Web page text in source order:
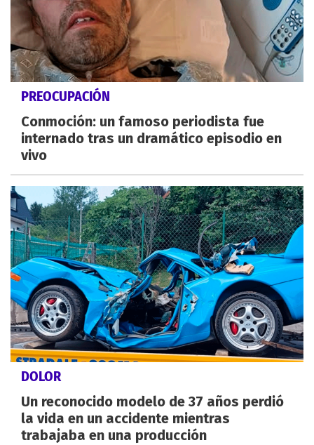
PREOCUPACIÓN
Conmoción: un famoso periodista fue
internado tras un dramático episodio en
vivo
DOLOR
Un reconocido modelo de 37 años perdió
la vida en un accidente mientras
trabajaba en una producción